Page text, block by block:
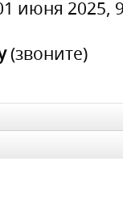
июня 2025,
(звоните)